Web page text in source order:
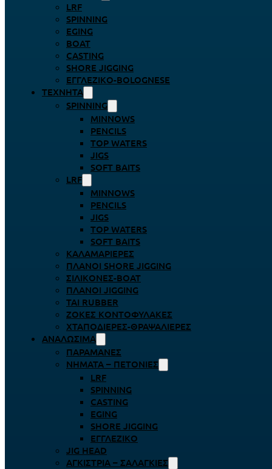
LRF
SPINNING
EGING
BOAT
CASTING
SHORE JIGGING
ΕΓΓΛΈΖΙΚΟ-BOLOGNESE
ΤΕΧΝΗΤΆ
SPINNING
MINNOWS
PENCILS
TOP WATERS
JIGS
SOFT BAITS
LRF
MINNOWS
PENCILS
JIGS
TOP WATERS
SOFT BAITS
ΚΑΛΑΜΑΡΙΈΡΕΣ
ΠΛΆΝΟΙ SHORE JIGGING
ΣΙΛΙΚΌΝΕΣ-BOAT
ΠΛΆΝΟΙ JIGGING
TAI RUBBER
ΖΌΚΕΣ ΚΟΝΤΟΦΎΛΑΚΕΣ
ΧΤΑΠΟΔΙΈΡΕΣ-ΘΡΑΨΑΛΙΈΡΕΣ
ΑΝΑΛΏΣΙΜΑ
ΠΑΡΑΜΆΝΕΣ
ΝΉΜΑΤΑ – ΠΕΤΟΝΙΈΣ
LRF
SPINNING
CASTING
EGING
SHORE JIGGING
ΕΓΓΛΈΖΙΚΟ
JIG HEAD
ΑΓΚΊΣΤΡΙΑ – ΣΑΛΑΓΚΙΈΣ